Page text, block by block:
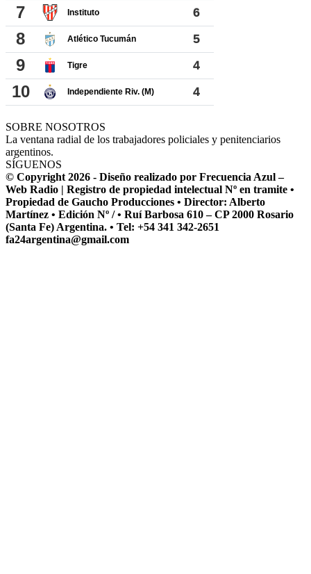
SOBRE NOSOTROS
La ventana radial de los trabajadores policiales y penitenciarios
argentinos.
SÍGUENOS
© Copyright 2026 - Diseño realizado por Frecuencia Azul –
Web Radio | Registro de propiedad intelectual Nº en tramite •
Propiedad de Gaucho Producciones • Director: Alberto
Martínez • Edición Nº / • Ruí Barbosa 610 – CP 2000 Rosario
(Santa Fe) Argentina. • Tel: +54 341 342-2651
fa24argentina@gmail.com